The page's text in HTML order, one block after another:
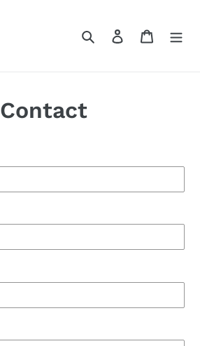
Search Log in Cart
Contact